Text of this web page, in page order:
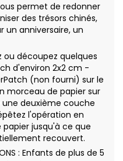
permet de redonner
des trésors chinés,
un anniversaire, un
ou découpez quelques
d'environ 2x2 cm -
(non fourni) sur le
morceau de papier sur
deuxième couche
l'opération en
jusqu'à ce que
recouvert.
: Enfants de plus de 5